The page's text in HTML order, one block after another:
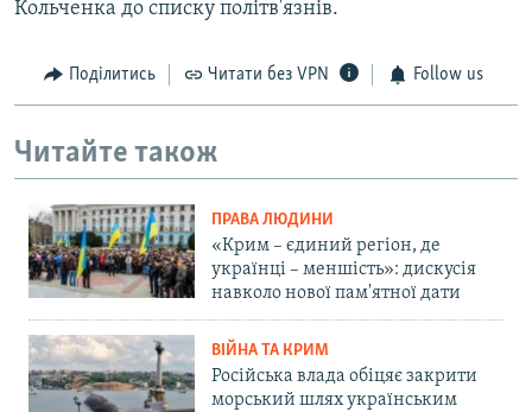
Кольченка до списку політв'язнів.
Поділитись Читати без VPN Follow us
Читайте також
ПРАВА ЛЮДИНИ
«Крим – єдиний регіон, де
українці – меншість»: дискусія
навколо нової пам'ятної дати
ВІЙНА ТА КРИМ
Російська влада обіцяє закрити
морський шлях українським